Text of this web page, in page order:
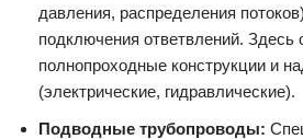
давления, распределения
подключения ответвлений. Здесь
полнопроходные конструкции и
(электрические, гидравлические).
Подводные трубопроводы: